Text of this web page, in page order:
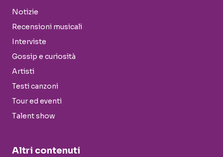
Notizie
Recensioni musicali
Interviste
Gossip e curiosità
Artisti
Testi canzoni
Tour ed eventi
Talent show
Altri contenuti